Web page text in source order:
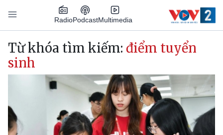
Nhảy đến nội dung
RadioPodcastMultimedia
Main navigation
Từ khóa tìm kiếm: điểm tuyển
sinh